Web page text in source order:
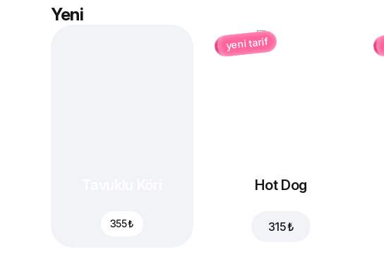
Yeni
355 ₺
yeni tarif
Hot Dog
315 ₺